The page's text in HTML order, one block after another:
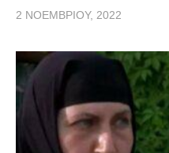
2 ΝΟΕΜΒΡΊΟΥ, 2022